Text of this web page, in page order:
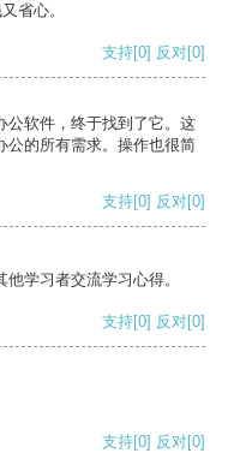
省心。
支持[0] 反对[0]
公软件，终于找到了它。这
公的所有需求。操作也很简
支持[0] 反对[0]
学习者交流学习心得。
支持[0] 反对[0]
支持[0] 反对[0]